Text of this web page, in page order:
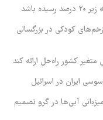
باشد
کودکی در بزرگسالی
کشور راه‌حل ارائه کند
ایران در اسرائیل
آبی‌ها در گرو تصمیم